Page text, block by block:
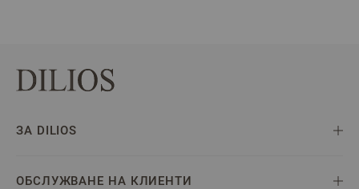
ЗА DILIOS
ОБСЛУЖВАНЕ НА КЛИЕНТИ